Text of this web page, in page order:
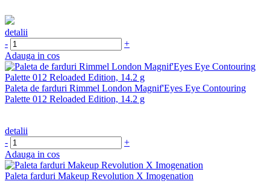
detalii
-
+
Adauga in cos
Paleta de farduri Rimmel London Magnif'Eyes Eye Contouring
Palette 012 Reloaded Edition, 14.2 g
detalii
-
+
Adauga in cos
Paleta farduri Makeup Revolution X Imogenation